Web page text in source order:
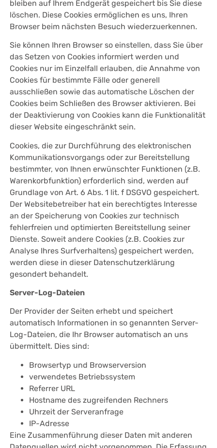
bleiben auf Ihrem Endgerät gespeichert bis Sie diese
löschen. Diese Cookies ermöglichen es uns, Ihren
Browser beim nächsten Besuch wiederzuerkennen.
Sie können Ihren Browser so einstellen, dass Sie über
das Setzen von Cookies informiert werden und
Cookies nur im Einzelfall erlauben, die Annahme von
Cookies für bestimmte Fälle oder generell
ausschließen sowie das automatische Löschen der
Cookies beim Schließen des Browser aktivieren. Bei
der Deaktivierung von Cookies kann die Funktionalität
dieser Website eingeschränkt sein.
Cookies, die zur Durchführung des elektronischen
Kommunikationsvorgangs oder zur Bereitstellung
bestimmter, von Ihnen erwünschter Funktionen (z.B.
Warenkorbfunktion) erforderlich sind, werden auf
Grundlage von Art. 6 Abs. 1 lit. f DSGVO gespeichert.
Der Websitebetreiber hat ein berechtigtes Interesse
an der Speicherung von Cookies zur technisch
fehlerfreien und optimierten Bereitstellung seiner
Dienste. Soweit andere Cookies (z.B. Cookies zur
Analyse Ihres Surfverhaltens) gespeichert werden,
werden diese in dieser Datenschutzerklärung
gesondert behandelt.
Server-Log-Dateien
Der Provider der Seiten erhebt und speichert
automatisch Informationen in so genannten Server-
Log-Dateien, die Ihr Browser automatisch an uns
übermittelt. Dies sind:
Browsertyp und Browserversion
verwendetes Betriebssystem
Referrer URL
Hostname des zugreifenden Rechners
Uhrzeit der Serveranfrage
IP-Adresse
Eine Zusammenführung dieser Daten mit anderen